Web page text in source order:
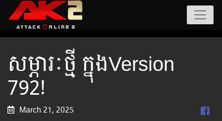
សម្ភារៈថ្មី ក្នុងVersion
792!
March 21, 2025